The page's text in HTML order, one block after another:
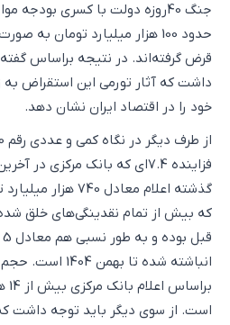
جنگ 40روزه دولت با کسری
حدود 100 هزار میلیارد تومان
قرض گرفته‌اند. در نتیجه براساس
داشت که آثار تورمی این استقراض
خود را در اقتصاد ایران نشان دهد.
فزاینده 7.4‌ای که بانک مرکزی
گذشته اعلام معادل
که بیش از تمام نقدینگی‌های خلق
انباشته شده تا
است. از سوی دیگر باید توجه داشت